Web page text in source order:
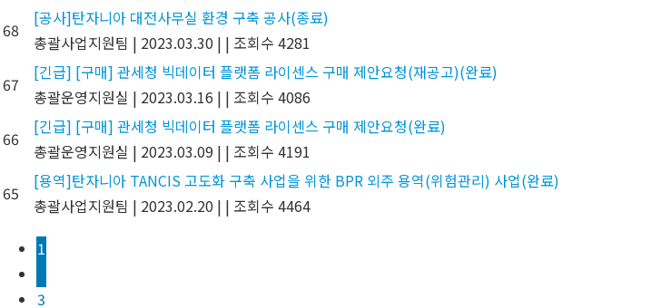
68
[공사]탄자니아 대전사무실 환경 구축 공사(종료)
총괄사업지원팀 | 2023.03.30 | | 조회수 4281
67
[긴급] [구매] 관세청 빅데이터 플랫폼 라이센스 구매 제안요청(재공고)(완료)
총괄운영지원실 | 2023.03.16 | | 조회수 4086
66
[긴급] [구매] 관세청 빅데이터 플랫폼 라이센스 구매 제안요청(완료)
총괄운영지원실 | 2023.03.09 | | 조회수 4191
65
[용역]탄자니아 TANCIS 고도화 구축 사업을 위한 BPR 외주 용역(위험관리) 사업(완료)
총괄사업지원팀 | 2023.02.20 | | 조회수 4464
1
3